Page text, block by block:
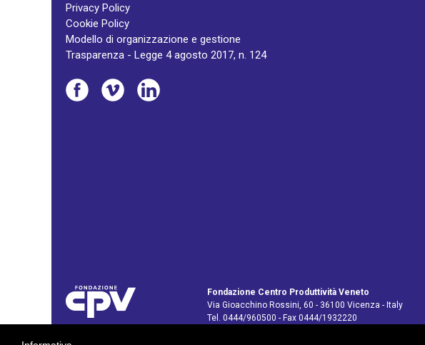
Privacy Policy
Cookie Policy
Modello di organizzazione e gestione
Trasparenza - Legge 4 agosto 2017, n. 124
Fondazione Centro Produttività Veneto
Via Gioacchino Rossini, 60 - 36100 Vicenza - Italy
Tel. 0444/960500 - Fax 0444/1932220